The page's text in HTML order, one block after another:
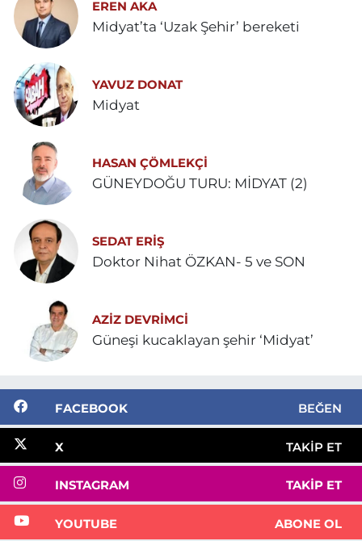
EREN AKA
Midyat’ta ‘Uzak Şehir’ bereketi
YAVUZ DONAT
Midyat
HASAN ÇÖMLEKÇİ
GÜNEYDOĞU TURU: MİDYAT (2)
SEDAT ERİŞ
Doktor Nihat ÖZKAN- 5 ve SON
AZIZ DEVRIMCI
Güneşi kucaklayan şehir ‘Midyat’
FACEBOOK BEĞEN
X TAKIP ET
INSTAGRAM TAKIP ET
YOUTUBE ABONE OL